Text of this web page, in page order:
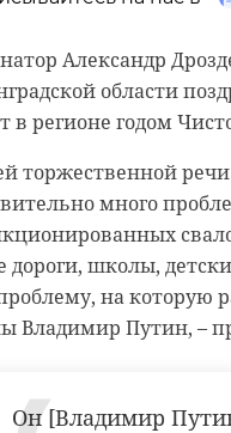
Александр
области
в регионе годом
торжественной
много
дороги, школы,
на которую
Владимир Путин, –
Он [Владимир
Александр
уток для местного
снимали
местные
корреспондент, не
в ледяную воду
и согрели.
тоже не
на нас в
витражи в
район